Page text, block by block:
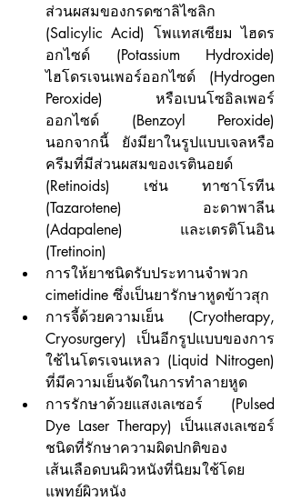
ส่วนผสมของกรดซาลิไซลิก
(Salicylic Acid) โพแทสเซียม ไฮดร
อกไซด์ (Potassium Hydroxide)
ไฮโดรเจนเพอร์ออกไซด์ (Hydrogen
Peroxide) หรือเบนโซอิลเพอร์
ออกไซด์ (Benzoyl Peroxide)
นอกจากนี้ ยังมียาในรูปแบบเจลหรือ
ครีมที่มีส่วนผสมของเรตินอยด์
(Retinoids) เช่น ทาซาโรทีน
(Tazarotene) อะดาพาลีน
(Adapalene) และเตรติโนอิน
(Tretinoin)
การให้ยาชนิดรับประทานจำพวก
cimetidine ซึ่งเป็นยารักษาหูดข้าวสุก
การจี้ด้วยความเย็น (Cryotherapy,
Cryosurgery) เป็นอีกรูปแบบของการ
ใช้ไนโตรเจนเหลว (Liquid Nitrogen)
ที่มีความเย็นจัดในการทำลายหูด
การรักษาด้วยแสงเลเซอร์ (Pulsed
Dye Laser Therapy) เป็นแสงเลเซอร์
ชนิดที่รักษาความผิดปกติของ
เส้นเลือดบนผิวหนังที่นิยมใช้โดย
แพทย์ผิวหนัง